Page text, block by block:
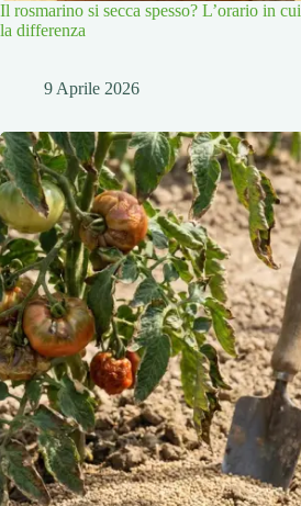
Il rosmarino si secca spesso? L’orario in
la differenza
9 Aprile 2026